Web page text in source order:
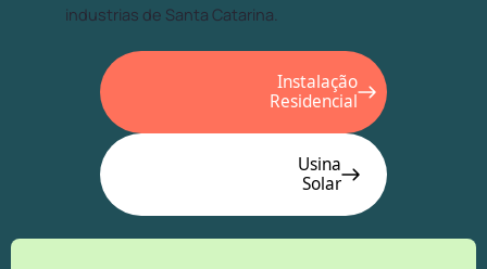
industrias de Santa Catarina.
Instalação
Residencial
Usina
Solar